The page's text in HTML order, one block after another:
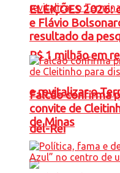
R$ 1 milhão em
e revitalizar o
del-Rei
ELEIÇÕES 2026:
e Flávio
resultado da
Falcão confirma
convite de
de Minas